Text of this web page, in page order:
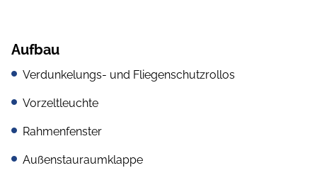
Aufbau
Verdunkelungs- und Fliegenschutzrollos
Vorzeltleuchte
Rahmenfenster
Außenstauraumklappe